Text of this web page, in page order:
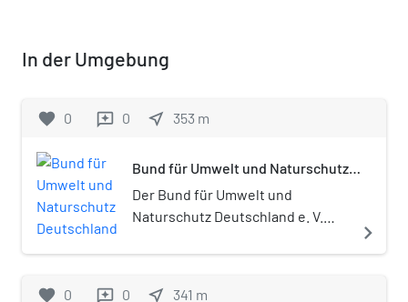
In der Umgebung
favorite 0 reviews 0 near_me 353 m
Bund für Umwelt und Naturschutz
Der Bund für Umwelt und
Naturschutz Deutschland e. V.
nichtstaatliche Umwelt- und
navigate_next
favorite 0 reviews 0 near_me 341 m